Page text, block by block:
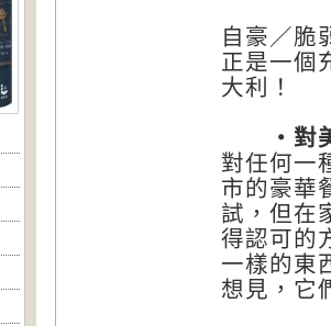
自豪／脆
正是一個
大利！
‧對美
對任何一
市的豪華
試，但在
得認可的
一樣的東
想見，它